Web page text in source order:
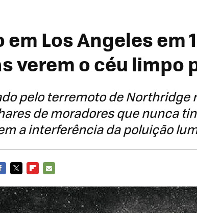
Los Angeles em
verem o céu limpo
pelo terremoto de Northridge
de moradores que nunca
a interferência da poluição
MAIL